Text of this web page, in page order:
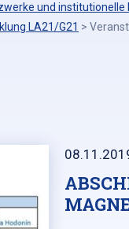
und institutionelle
LA21/G21 >